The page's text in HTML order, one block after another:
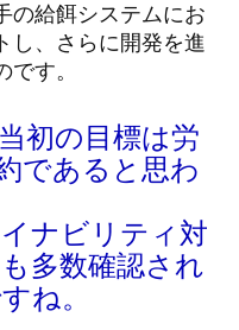
の給餌システムにお
し、さらに開発を進
す。
初の目標は労
であると思わ
ナビリティ対
多数確認され
ね。